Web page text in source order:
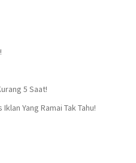
5 Saat!
Yang Ramai Tak Tahu!